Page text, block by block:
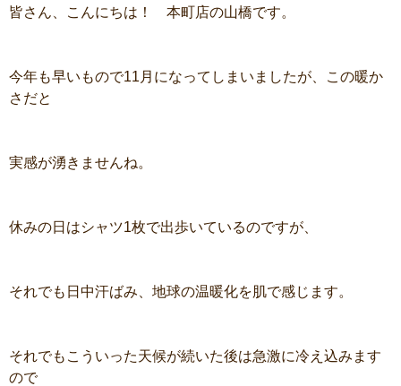
皆さん、こんにちは！ 本町店の山橋です。
今年も早いもので11月になってしまいましたが、この暖か
さだと
実感が湧きませんね。
休みの日はシャツ1枚で出歩いているのですが、
それでも日中汗ばみ、地球の温暖化を肌で感じます。
それでもこういった天候が続いた後は急激に冷え込みます
ので